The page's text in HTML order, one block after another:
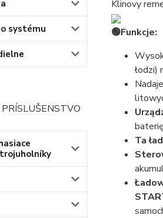
systému
Klinovy
🟢Funkcje:
łodzi)
Ta